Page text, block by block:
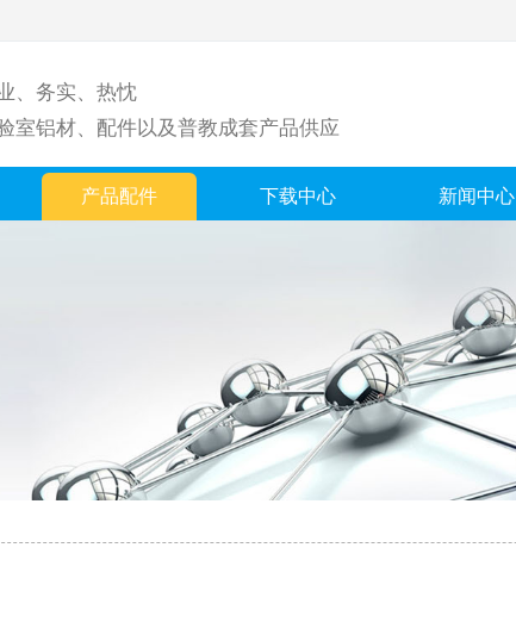
、务实、热忱
室铝材、配件以及普教成套产品供应
产品配件 下载中心 新闻中心